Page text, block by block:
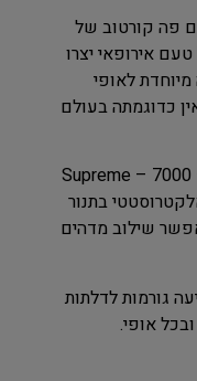
פה קורטוב של
אירופאי יצרו
לאופי
כדוגמתה בעולם
דלתות כניסה מעוצבות מסדרת ה – Supreme – 7000
בתנור
שילוב מדהים
גורמות לדלתות
אופי.